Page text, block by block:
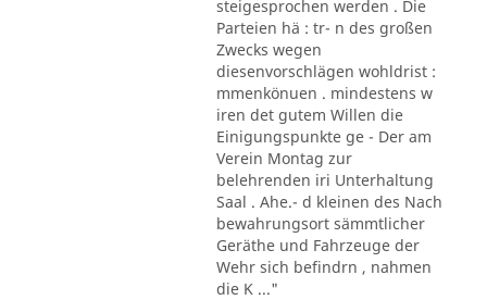
steigesprochen werden . Die
Parteien hä : tr- n des großen
Zwecks wegen
diesenvorschlägen wohldrist :
mmenkönuen . mindestens w
iren det gutem Willen die
Einigungspunkte ge - Der am
Verein Montag zur
belehrenden iri Unterhaltung
Saal . Ahe.- d kleinen des Nach
bewahrungsort sämmtlicher
Geräthe und Fahrzeuge der
Wehr sich befindrn , nahmen
die K ..."